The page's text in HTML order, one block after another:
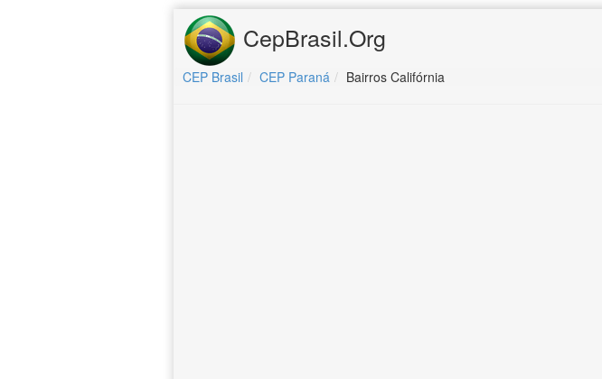
CepBrasil.Org
CEP Brasil CEP Paraná Bairros Califórnia